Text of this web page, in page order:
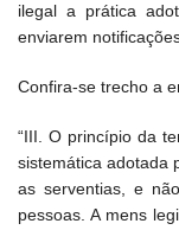
ilegal a prática
enviarem
Confira-se trecho a
“III. O princípio da
sistemática adotada
as serventias, e
pessoas. A mens